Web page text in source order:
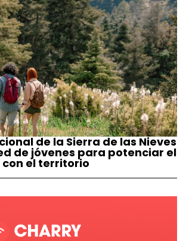
de la Sierra de las Nieves
de jóvenes para potenciar el
el territorio